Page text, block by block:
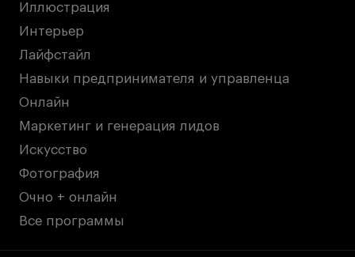
Иллюстрация
Интерьер
Лайфстайл
Навыки предпринимателя и управленца
Онлайн
Маркетинг и генерация лидов
Искусство
Фотография
Очно + онлайн
Все программы